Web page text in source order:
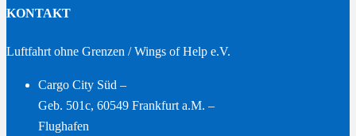
KONTAKT
Luftfahrt ohne Grenzen / Wings of Help e.V.
Cargo City Süd –
Geb. 501c, 60549 Frankfurt a.M. –
Flughafen